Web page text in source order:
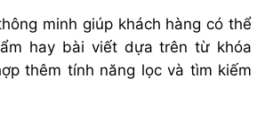
minh giúp khách hàng có thể
hay bài viết dựa trên từ khóa
thêm tính năng lọc và tìm kiếm